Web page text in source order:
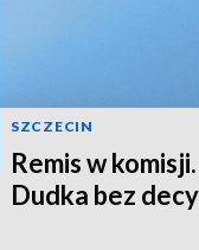
SZCZECIN
Remis w
Dudka bez